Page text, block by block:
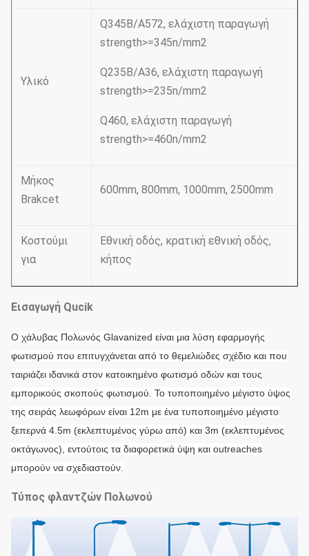
Υλικό
Q345B/A572, ελάχιστη παραγωγή
strength>=345n/mm2
Q235B/A36, ελάχιστη παραγωγή
strength>=235n/mm2
Q460, ελάχιστη παραγωγή
strength>=460n/mm2
Μήκος
Brakcet
600mm, 800mm, 1000mm, 2500mm
Κοστούμι
για
Εθνική οδός, κρατική εθνική οδός,
κήπος
Εισαγωγή Qucik
Ο χάλυβας Πολωνός Glavanized είναι μια λύση εφαρμογής
φωτισμού που επιτυγχάνεται από το θεμελιώδες σχέδιο και που
ταιριάζει ιδανικά στον κατοικημένο φωτισμό οδών και τους
εμπορικούς σκοπούς φωτισμού. Το τυποποιημένο μέγιστο ύψος
της σειράς λεωφόρων είναι 12m με ένα τυποποιημένο μέγιστο
ξεπερνά 4.5m (εκλεπτυμένος γύρω από) και 3m (εκλεπτυμένος
οκτάγωνος), εντούτοις τα διαφορετικά ύψη και outreaches
μπορούν να σχεδιαστούν.
Τύπος φλαντζών Πολωνού